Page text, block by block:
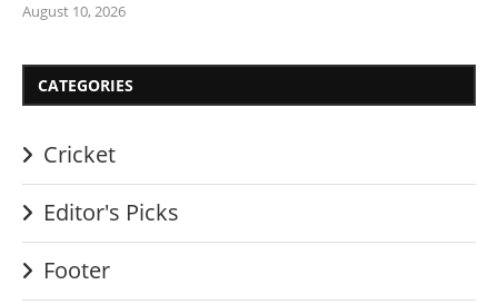
August 10, 2026
CATEGORIES
Cricket
Editor's Picks
Footer